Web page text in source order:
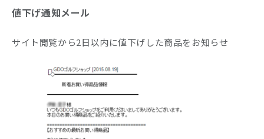
値下げ通知メール
サイト閲覧から2日以内に値下げした商品をお知らせ